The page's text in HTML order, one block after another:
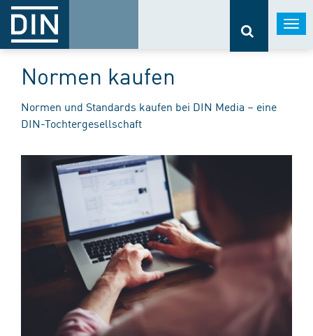
Normen kaufen
Normen und Standards kaufen bei DIN Media – eine
DIN-Tochtergesellschaft